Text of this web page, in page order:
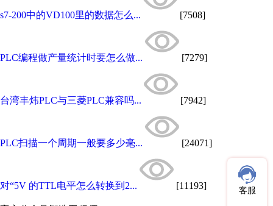
s7-200中的VD100里的数据怎么... [7508]
PLC编程做产量统计时要怎么做... [7279]
台湾丰炜PLC与三菱PLC兼容吗... [7942]
PLC扫描一个周期一般要多少毫... [24071]
对“5V 的TTL电平怎么转换到2... [11193] 客服